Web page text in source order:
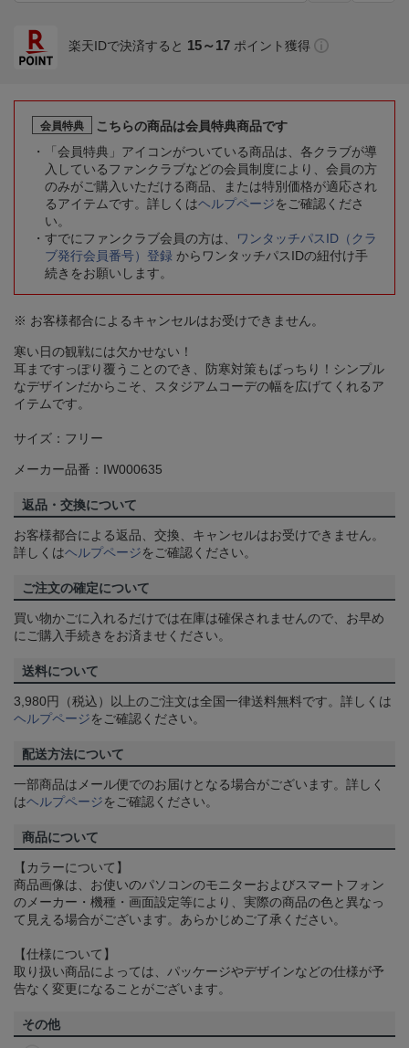
楽天IDで決済すると 15～17 ポイント獲得
会員特典
こちらの商品は会員特典商品です
「会員特典」アイコンがついている商品は、各クラブが導
入しているファンクラブなどの会員制度により、会員の方
のみがご購入いただける商品、または特別価格が適応され
るアイテムです。詳しくはヘルプページをご確認くださ
い。
すでにファンクラブ会員の方は、
ワンタッチパスID（クラ
ブ発行会員番号）登録 からワンタッチパスIDの紐付け手
続きをお願いします。
※ お客様都合によるキャンセルはお受けできません。
寒い日の観戦には欠かせない！
耳まですっぽり覆うことのでき、防寒対策もばっちり！シンプル
なデザインだからこそ、スタジアムコーデの幅を広げてくれるア
イテムです。
サイズ：フリー
メーカー品番：IW000635
返品・交換について
お客様都合による返品、交換、キャンセルはお受けできません。
詳しくはヘルプページをご確認ください。
ご注文の確定について
買い物かごに入れるだけでは在庫は確保されませんので、お早め
にご購入手続きをお済ませください。
送料について
3,980円（税込）以上のご注文は全国一律送料無料です。詳しくは
ヘルプページをご確認ください。
配送方法について
一部商品はメール便でのお届けとなる場合がございます。詳しく
はヘルプページをご確認ください。
商品について
【カラーについて】
商品画像は、お使いのパソコンのモニターおよびスマートフォン
のメーカー・機種・画面設定等により、実際の商品の色と異なっ
て見える場合がございます。あらかじめご了承ください。
【仕様について】
取り扱い商品によっては、パッケージやデザインなどの仕様が予
告なく変更になることがございます。
その他